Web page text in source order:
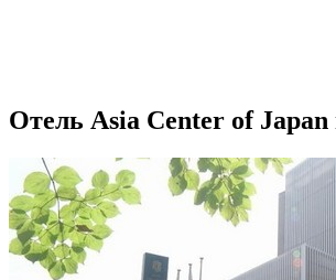
Отель Asia Center of Japan